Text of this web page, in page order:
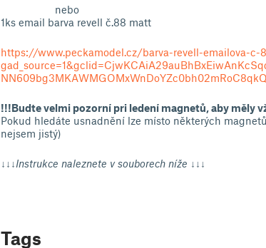
nebo
1ks email barva revell č.88 matt
https://www.peckamodel.cz/barva-revell-emailova-c-
!!!Budte velmi pozorní pri ledení magnetů, aby měly
Pokud hledáte usnadnění lze místo některých
nejsem jistý)
↓↓↓Instrukce naleznete v souborech níže ↓↓↓
Tags